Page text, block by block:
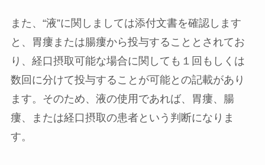
また、“液”に関しましては添付文書を確認します
と、
胃瘻または腸瘻から投与することとされてお
り、 経口摂取可能な場合に関しても１回もしくは
数回に分けて投与することが可能との記載があり
ます。そのため、液の使用であれば、胃瘻、腸
瘻、または経口摂取の患者という判断になりま
す。